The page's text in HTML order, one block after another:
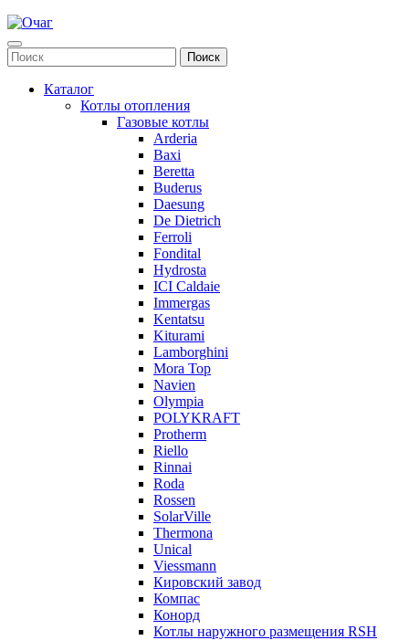
Каталог
Котлы отопления
Газовые котлы
Arderia
Baxi
Beretta
Buderus
Daesung
De Dietrich
Ferroli
Fondital
Hydrosta
ICI Caldaie
Immergas
Kentatsu
Kiturami
Lamborghini
Mora Top
Navien
Olympia
POLYKRAFT
Protherm
Riello
Rinnai
Roda
Rossen
SolarVille
Thermona
Unical
Viessmann
Кировский завод
Компас
Конорд
Котлы наружного размещения RSH